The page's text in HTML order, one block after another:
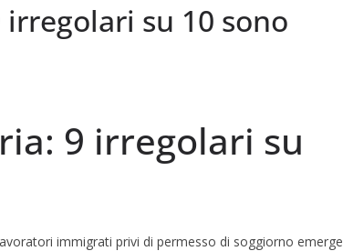
su 10 sono
9 irregolari su
immigrati privi di permesso di soggiorno emerge